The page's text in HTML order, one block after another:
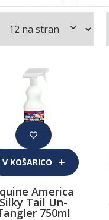
V KOŠARICO
America
Silky Tail Un-
750ml